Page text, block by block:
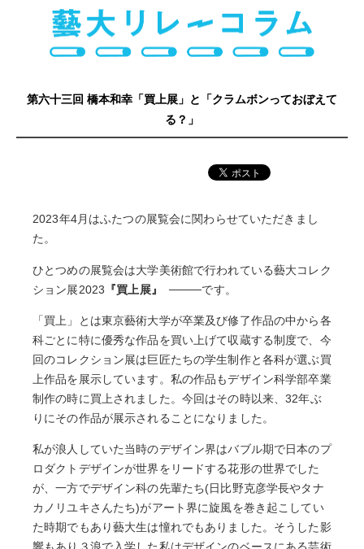
第六十三回 橋本和幸「買上展」と「クラムボンっておぼえて
る？」
2023年4月はふたつの展覧会に関わらせていただきまし
た。
ひとつめの展覧会は大学美術館で行われている藝大コレク
ション展2023 『買上展』 です。
「買上」とは東京藝術大学が卒業及び修了作品の中から各
科ごとに特に優秀な作品を買い上げて収蔵する制度で、今
回のコレクション展は巨匠たちの学生制作と各科が選ぶ買
上作品を展示しています。私の作品もデザイン科学部卒業
制作の時に買上されました。今回はその時以来、32年ぶ
りにその作品が展示されることになりました。
私が浪人していた当時のデザイン界はバブル期で日本のプ
ロダクトデザインが世界をリードする花形の世界でした
が、一方でデザイン科の先輩たち(日比野克彦学長やタナ
カノリユキさんたち)がアート界に旋風を巻き起こしてい
た時期でもあり藝大生は憧れでもありました。そうした影